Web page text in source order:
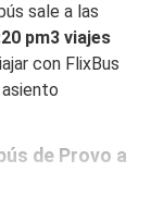
sale a las
pm3 viajes
con FlixBus
de Provo a